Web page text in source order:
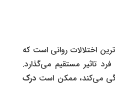
اختلالات روانی است که
تاثیر مستقیم می‌گذارد.
می‌کند، ممکن استدرک